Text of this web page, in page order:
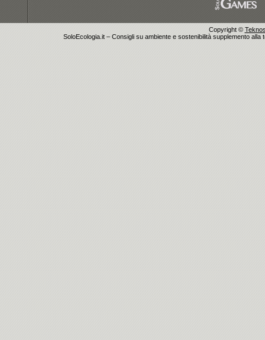
Copyright ©
SoloEcologia.it – Consigli su ambiente e sostenibilità supplemento